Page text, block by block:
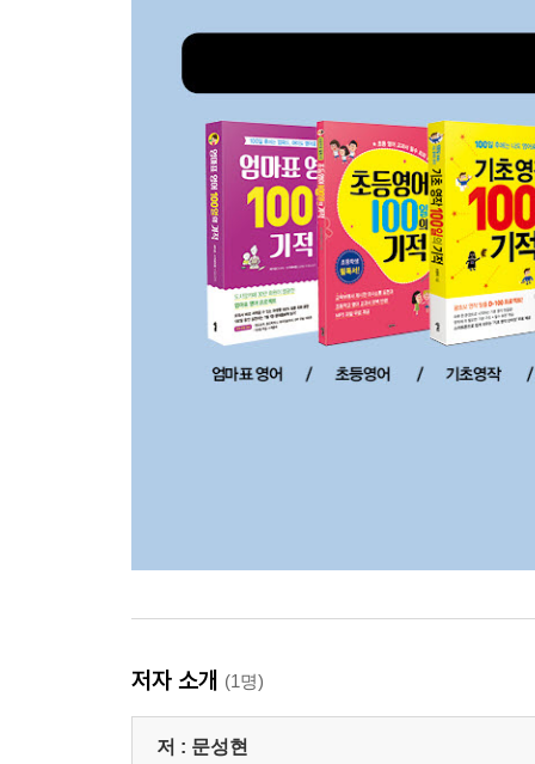
저자 소개 (1명)
저 : 문성현